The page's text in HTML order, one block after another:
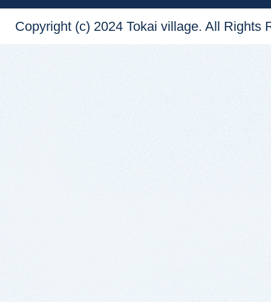
Copyright (c) 2024 Tokai village. All Rights